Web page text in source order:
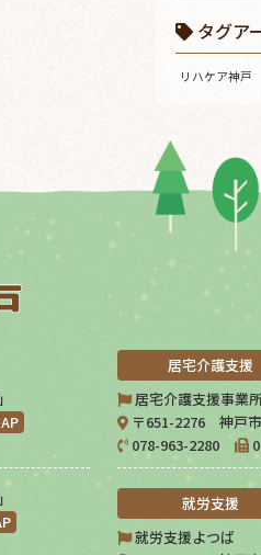
タグア
リハケア神戸
居宅介護支援
居宅介護支援事業
〒651-2276 神戸
078-963-2280
就労支援
就労支援よつば